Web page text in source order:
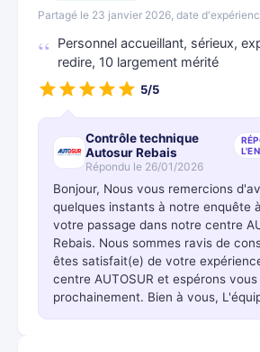
Partagé le 23 janvier 2026, date
Personnel accueillant, sérieux,
redire, 10 largement mérité
5/5
Contrôle technique
Autosur Rebais
Répondu le 26/01/2026
Bonjour, Nous vous remercions
quelques instants à notre enquête
votre passage dans notre centre
Rebais. Nous sommes ravis de
êtes satisfait(e) de votre
centre AUTOSUR et espérons
prochainement. Bien à vous,